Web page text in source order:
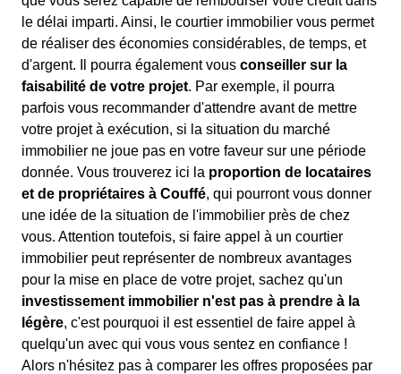
le délai imparti. Ainsi, le courtier immobilier vous permet
de réaliser des économies considérables, de temps, et
d'argent. Il pourra également vous conseiller sur la
faisabilité de votre projet. Par exemple, il pourra
parfois vous recommander d'attendre avant de mettre
votre projet à exécution, si la situation du marché
immobilier ne joue pas en votre faveur sur une période
donnée. Vous trouverez ici la proportion de locataires
et de propriétaires à Couffé, qui pourront vous donner
une idée de la situation de l'immobilier près de chez
vous. Attention toutefois, si faire appel à un courtier
immobilier peut représenter de nombreux avantages
pour la mise en place de votre projet, sachez qu'un
investissement immobilier n'est pas à prendre à la
légère, c'est pourquoi il est essentiel de faire appel à
quelqu'un avec qui vous vous sentez en confiance !
Alors n'hésitez pas à comparer les offres proposées par